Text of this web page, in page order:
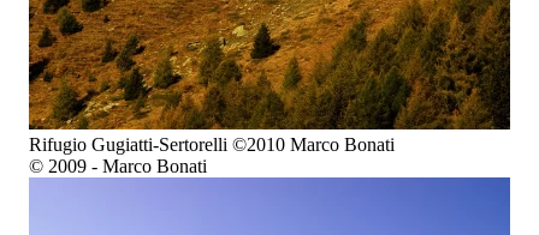
Rifugio Gugiatti-Sertorelli ©2010 Marco Bonati
© 2009 - Marco Bonati